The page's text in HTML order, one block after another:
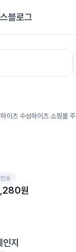
블로그
이츠 수성하이츠 쇼핑몰 주
승
원
지